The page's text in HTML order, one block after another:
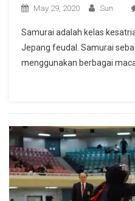
May 29, 2020 Sun
Samurai adalah kelas
Jepang feudal. Samurai
menggunakan berbagai